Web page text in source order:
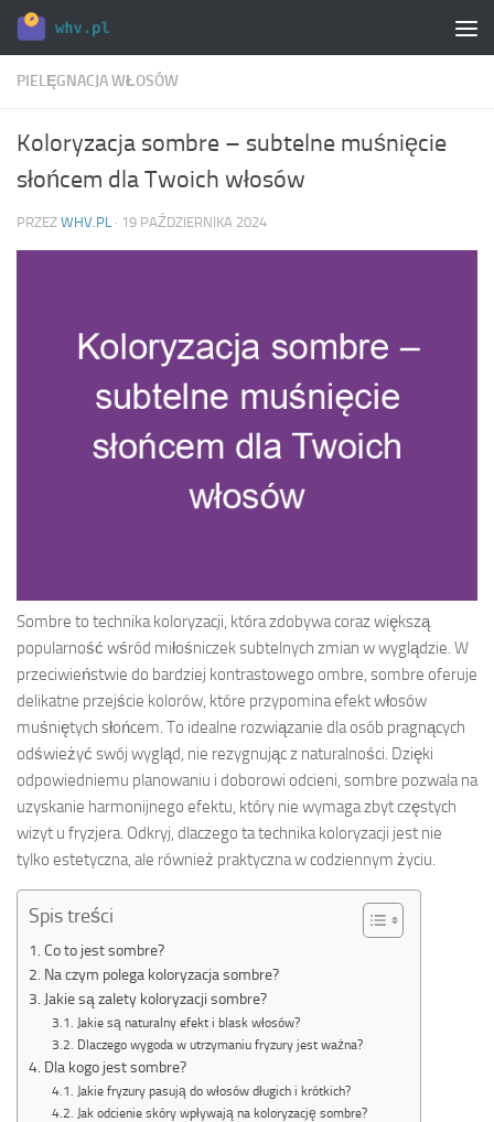
Skip to content
PIELĘGNACJA WŁOSÓW
Koloryzacja sombre – subtelne muśnięcie
słońcem dla Twoich włosów
PRZEZ WHV.PL · 19 PAŹDZIERNIKA 2024
Sombre to technika koloryzacji, która zdobywa coraz większą
popularność wśród miłośniczek subtelnych zmian w wyglądzie. W
przeciwieństwie do bardziej kontrastowego ombre, sombre oferuje
delikatne przejście kolorów, które przypomina efekt włosów
muśniętych słońcem. To idealne rozwiązanie dla osób pragnących
odświeżyć swój wygląd, nie rezygnując z naturalności. Dzięki
odpowiedniemu planowaniu i doborowi odcieni, sombre pozwala na
uzyskanie harmonijnego efektu, który nie wymaga zbyt częstych
wizyt u fryzjera. Odkryj, dlaczego ta technika koloryzacji jest nie
tylko estetyczna, ale również praktyczna w codziennym życiu.
Spis treści
Co to jest sombre?
Na czym polega koloryzacja sombre?
Jakie są zalety koloryzacji sombre?
Jakie są naturalny efekt i blask włosów?
Dlaczego wygoda w utrzymaniu fryzury jest ważna?
Dla kogo jest sombre?
Jakie fryzury pasują do włosów długich i krótkich?
Jak odcienie skóry wpływają na koloryzację sombre?